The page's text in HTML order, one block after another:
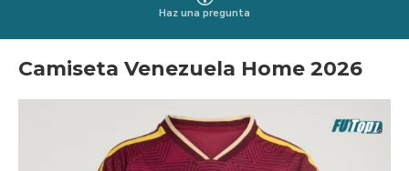
Haz una pregunta
Camiseta Venezuela Home 2026